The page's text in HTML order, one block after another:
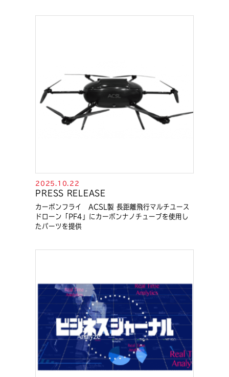
2025.10.22
PRESS RELEASE
カーボンフライ ACSL製 長距離飛行マルチユース
ドローン「PF4」にカーボンナノチューブを使用し
たパーツを提供